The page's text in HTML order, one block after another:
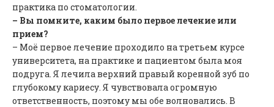
практика по стоматологии.
– Вы помните, каким было первое лечение или
прием?
– Моё первое лечение проходило на третьем курсе
университета, на практике и пациентом была моя
подруга. Я лечила верхний правый коренной зуб по
глубокому кариесу. Я чувствовала огромную
ответственность, поэтому мы обе волновались. В